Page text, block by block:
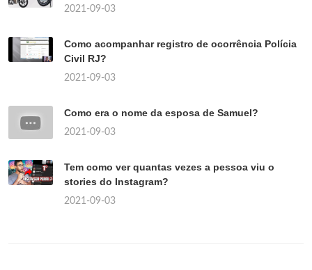
2021-09-03
Como acompanhar registro de ocorrência Polícia
Civil RJ?
2021-09-03
Como era o nome da esposa de Samuel?
2021-09-03
Tem como ver quantas vezes a pessoa viu o
stories do Instagram?
2021-09-03